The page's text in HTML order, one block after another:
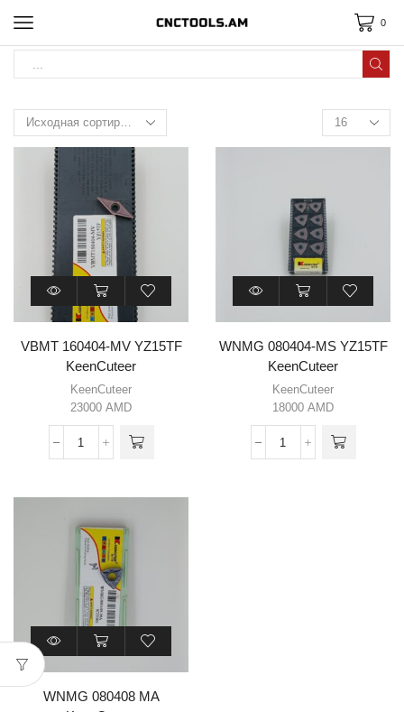
0
VBMT 160404-MV YZ15TF
KeenCuteer
KeenCuteer
23000 AMD
WNMG 080404-MS YZ15TF
KeenCuteer
KeenCuteer
18000 AMD
WNMG 080408 MA